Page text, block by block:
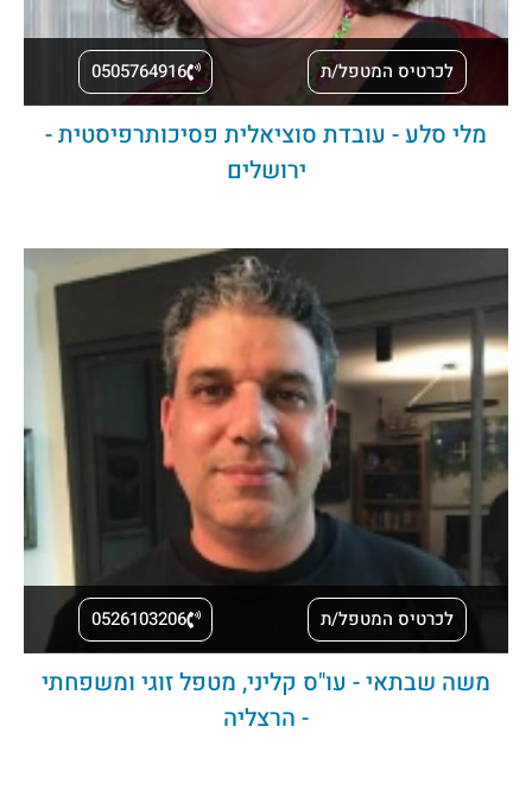
לכרטיס המטפל/ת 0505764916
מלי סלע - עובדת סוציאלית פסיכותרפיסטית -
ירושלים
לכרטיס המטפל/ת 0526103206
משה שבתאי - עו"ס קליני, מטפל זוגי ומשפחתי
- הרצליה